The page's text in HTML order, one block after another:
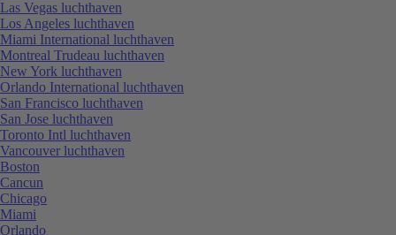
Las Vegas luchthaven
Los Angeles luchthaven
Miami International luchthaven
Montreal Trudeau luchthaven
New York luchthaven
Orlando International luchthaven
San Francisco luchthaven
San Jose luchthaven
Toronto Intl luchthaven
Vancouver luchthaven
Boston
Cancun
Chicago
Miami
Orlando